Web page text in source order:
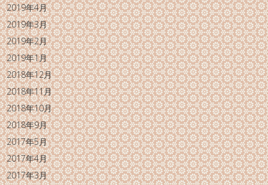
2019年4月
2019年3月
2019年2月
2019年1月
2018年12月
2018年11月
2018年10月
2018年9月
2017年5月
2017年4月
2017年3月